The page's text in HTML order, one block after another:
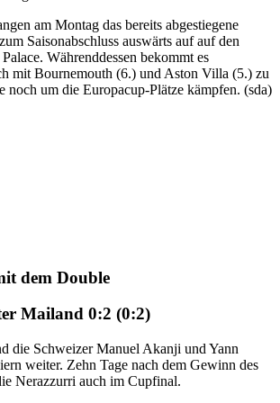
am Montag das bereits abgestiegene
Saisonabschluss auswärts auf auf den
Währenddessen bekommt es
mit Bournemouth (6.) und Aston Villa (5.) zu
noch um die Europacup-Plätze kämpfen. (sda)
dem Double
Mailand 0:2 (0:2)
die Schweizer Manuel Akanji und Yann
weiter. Zehn Tage nach dem Gewinn des
Nerazzurri auch im Cupfinal.